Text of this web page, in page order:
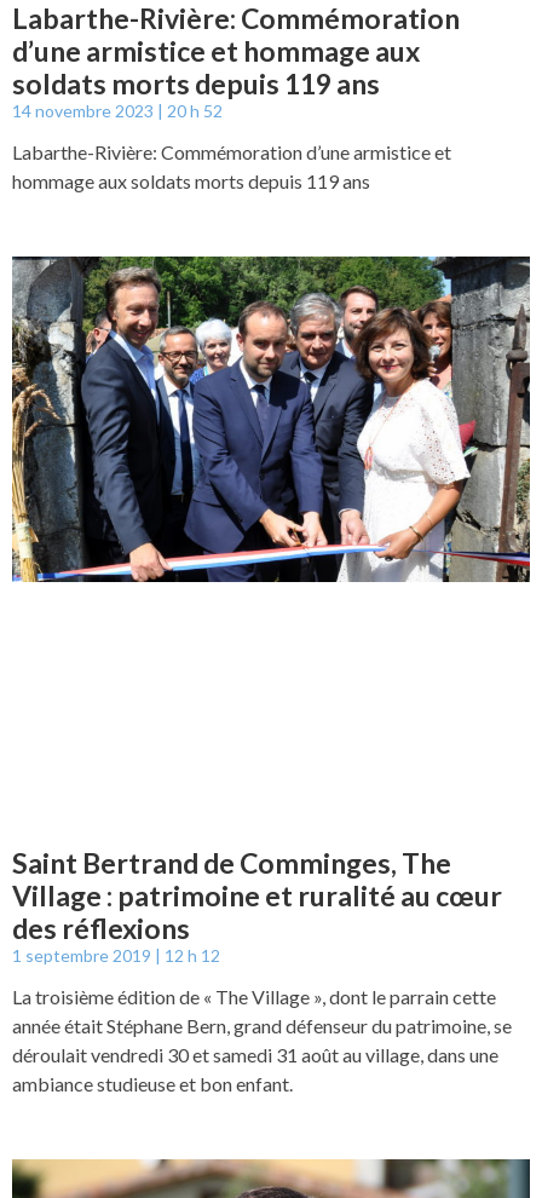
Labarthe-Rivière: Commémoration
d’une armistice et hommage aux
soldats morts depuis 119 ans
14 novembre 2023 20 h 52
Labarthe-Rivière: Commémoration d’une armistice et
hommage aux soldats morts depuis 119 ans
Saint Bertrand de Comminges, The
Village : patrimoine et ruralité au cœur
des réflexions
1 septembre 2019 12 h 12
La troisième édition de « The Village », dont le parrain cette
année était Stéphane Bern, grand défenseur du patrimoine, se
déroulait vendredi 30 et samedi 31 août au village, dans une
ambiance studieuse et bon enfant.